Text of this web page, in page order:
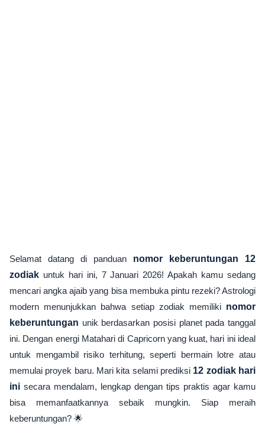
Selamat datang di panduan nomor keberuntungan 12
zodiak untuk hari ini, 7 Januari 2026! Apakah kamu sedang
mencari angka ajaib yang bisa membuka pintu rezeki? Astrologi
modern menunjukkan bahwa setiap zodiak memiliki nomor
keberuntungan unik berdasarkan posisi planet pada tanggal
ini. Dengan energi Matahari di Capricorn yang kuat, hari ini ideal
untuk mengambil risiko terhitung, seperti bermain lotre atau
memulai proyek baru. Mari kita selami prediksi 12 zodiak hari
ini secara mendalam, lengkap dengan tips praktis agar kamu
bisa memanfaatkannya sebaik mungkin. Siap meraih
keberuntungan? 🌟